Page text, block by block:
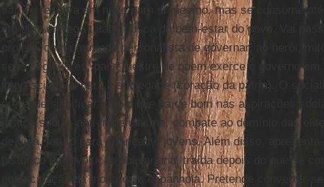
não se reserva em nada para si mesmo, mas se consome
em uma entrega total à busca do bem-estar do povo. Vai
projeto, com um modo personalista de governar, ao herói,
seus seguidores, pai e mestre de quem exerce o governo
imprescindível para a sociedade (coração da pátria). O
pretende significar tudo o que há de bom nas aspirações
justiça social, anti-imperialismo, combate ao domínio das
de vida, futuro para crianças e jovens. Além disso,
histórico da revolução bolivariana, traída depois do que se
emancipação da monarquia espanhola. Pretende converter-